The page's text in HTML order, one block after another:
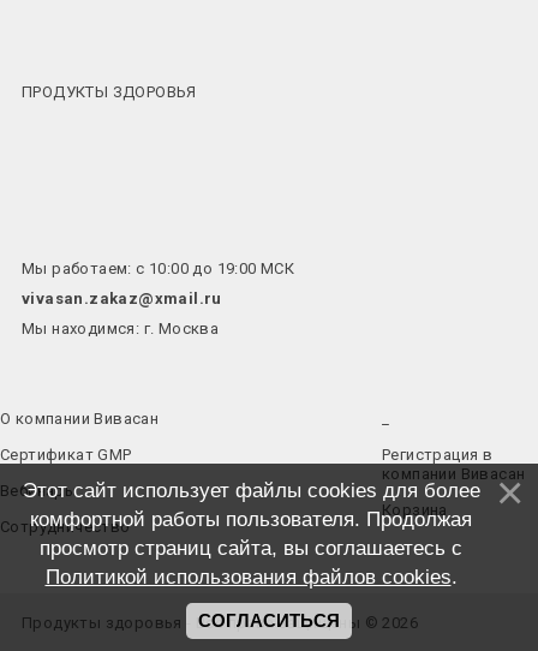
ПРОДУКТЫ ЗДОРОВЬЯ
Мы работаем: с 10:00 до 19:00 МСК
vivasan.zakaz@xmail.ru
Мы находимся: г. Москва
О компании Вивасан
Сертификат GMP
Вебинары
Сотрудничество
Регистрация в
компании Вивасан
Корзина
Продукты здоровья - Все права защищены © 2026
Этот сайт использует файлы cookies для более
комфортной работы пользователя. Продолжая
просмотр страниц сайта, вы соглашаетесь с
Политикой использования файлов cookies.
СОГЛАСИТЬСЯ